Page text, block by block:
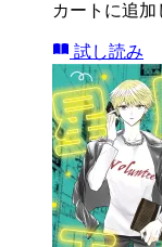
カートに追加
試し読み